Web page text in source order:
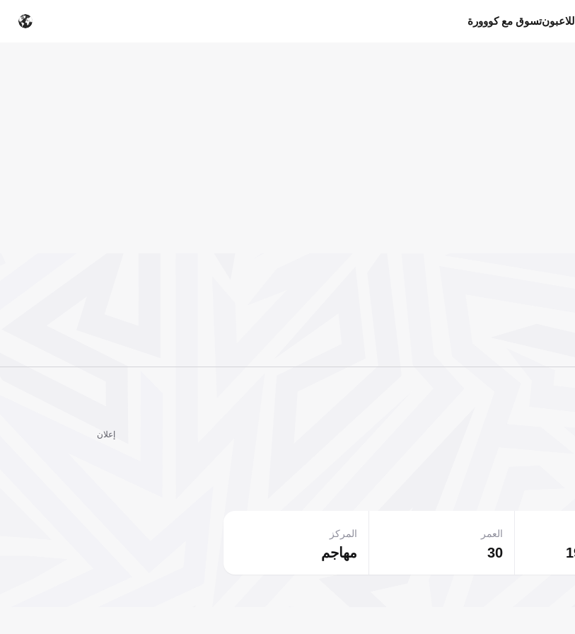
اللاعبونتسوق مع كووورة
30
العمر
مهاجم
المركز
إعلان